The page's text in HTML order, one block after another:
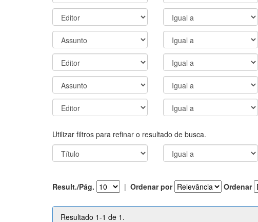
Utilizar filtros para refinar o resultado de busca.
Result./Pág. | Ordenar por Ordenar
Resultado 1-1 de 1.